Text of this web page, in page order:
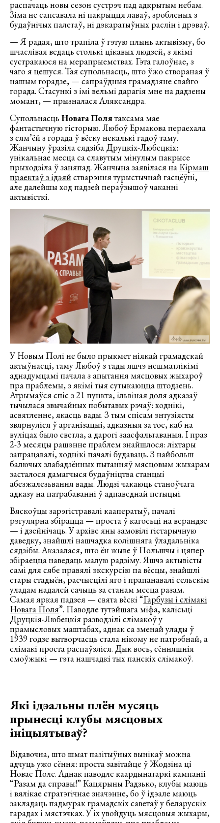
распачаць новы сезон сустрэч пад адкрытым небам.
Зіма не сапсавала ні пакрыцця лаваў, зробленых з
будаўнічых палетаў, ні дэкаратыўных раслін і дрэваў.
— Я радая, што трапіла ў гэтую плынь актывізму, бо
шчаслівая ведаць столькі цікавых людзей, з якімі
сустракаюся на мерапрыемствах. Гэта галоўнае, з
чаго я цешуся. Тая супольнасць, што ўжо створаная ў
нашым горадзе, — сапраўдныя грамадзяне свайго
горада. Стасункі з імі вельмі дарагія мне на дадзены
момант, — прызналася Аляксандра.
СупольнасцьНовага Полятаксама мае
фантастычную гісторыю. Любоў Ермакова пераехала
з сям’ёй з горада ў вёску некалькі гадоў таму.
Жанчыну ўразіла сядзіба Друцкіх-Любецкіх:
унікальнае месца са славутым мінулым пакрысе
прыходзіла ў заняпад. Жанчына заявілася на Кірмаш
праектаў з ідэяйстварэння турыстычнай гасцёўні,
але далейшы ход падзей пераўзышоў чаканні
актывісткі.
У Новым Полі не было прыкмет ніякай грамадскай
актыўнасці, таму Любоў з тады яшчэ нешматлікімі
аднадумцамі пачала з апытання мясцовых жыхароў
пра праблемы, з якімі тыя сутыкаюцца штодзень.
Атрымаўся спіс з 21 пункта, ільвіная доля адказаў
тычылася звычайных побытавых рэчаў: ходнікі,
асвятленне, якасць вады. З тым спісам энтузіясты
звярнуліся ў арганізацыі, адказныя за тое, каб на
вуліцах было светла, а дарогі заасфальтаваныя. І праз
2-3 месяцы рашэнне праблем знайшлося: ліхтары
запрацавалі, ходнікі пачалі будаваць. З найбольш
балючых злабадзённых пытанняў мясцовым жыхарам
засталося дамагчыся будаўніцтва станцыі
абезжалезьвання вады. Людзі чакаюць станоўчага
адказу на патрабаванні ў адпаведнай петыцыі.
Вяскоўцы зарэгістравалі кааператыў, пачалі
рэгулярна збірацца — проста ў кагосьці на верандзе
— і дзейнічаць. У архіве яны замовілі гістарычную
даведку, знайшлі нашчадка колішняга ўладальніка
сядзібы. Аказалася, што ён жыве ў Польшчы і цяпер
збіраецца наведаць малую радзіму. Яшчэ актывісты
самі для сябе правялі экскурсію па вёсцы, знайшлі
стары стадыён, расчысцілі яго і прапанавалі сельскім
уладам надалей сачыць за станам месца разам.
Самая яркая падзея — свята вёскі “Гарбузы і слімакі
Новага Поля”. Паводле тутэйшага міфа, калісьці
Друцкія-Любецкія разводзілі слімакоў у
прамысловых маштабах, аднак са зменай улады ў
1939 годзе вытворчасць стала нікому не патрэбнай, а
слімакі проста распаўзліся. Дык вось, сённяшнія
смоўжыкі — гэта нашчадкі тых панскіх слімакоў.
Які ідэальны плён мусяць
прынесці клубы мясцовых
ініцыятываў?
Відавочна, што шмат пазітыўных вынікаў можна
адчуць ужо сёння: проста завітайце ў Жодзіна ці
Новае Поле. Аднак паводле каардынатаркі кампаніі
“Разам да справы!” Кацярыны Радзько, клубы маюць
і вялікае стратэгічнае значэнне, бо ў ідэале маюць
закладаць падмурак грамадскіх саветаў у беларускіх
гарадах і мястэчках. У іх увойдуць мясцовыя жыхары,